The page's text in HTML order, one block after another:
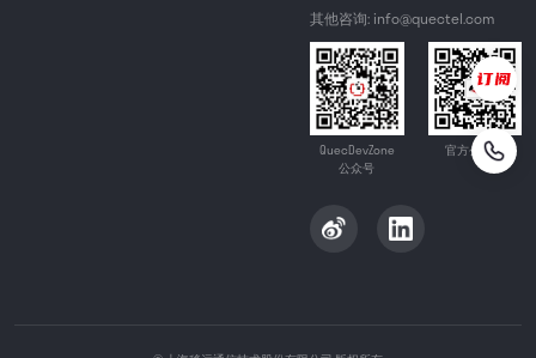
其他咨询: info@quectel.com
QuecDevZone
公众号
官方公众号